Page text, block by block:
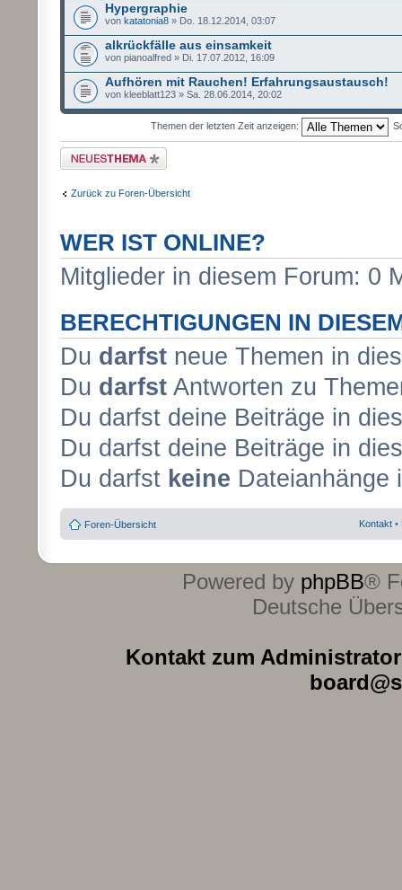
Hypergraphie
von katatonia8 » Do. 18.12.2014, 03:07
alkrückfälle aus einsamkeit
von pianoalfred » Di. 17.07.2012, 16:09
Aufhören mit Rauchen! Erfahrungsaustausch!
von kleeblatt123 » Sa. 28.06.2014, 20:02
Themen der letzten Zeit anzeigen:
Neues Thema erstellen
Zurück zu Foren-Übersicht
WER IST ONLINE?
Mitglieder in diesem Forum: 0
BERECHTIGUNGEN IN
Du darfst neue Themen in
Du darfst Antworten zu
Du darfst deine Beiträge in
Du darfst deine Beiträge in
Du darfst keine Dateianhänge
Foren-Übersicht Kontakt •
Powered by phpBB®
Deutsche
Kontakt zum